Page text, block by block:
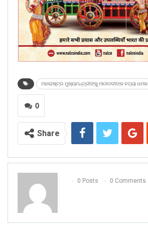
ମହାରାଷ୍ଟ୍ର ମୁଖ୍ୟମନ୍ତ୍ରୀଙ୍କୁ ମାଓବାଦୀଙ୍କ ହତ୍ୟା ଧମକ
0
Share
0 Posts 0 Comments